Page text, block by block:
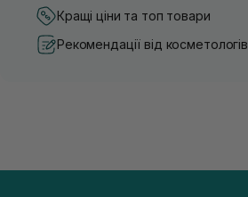
Кращі ціни та топ товари
Рекомендації від косметологів